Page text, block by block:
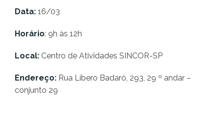
Data: 16/03
Horário: 9h às 12h
Local: Centro de Atividades SINCOR-SP
Endereço: Rua Líbero Badaró, 293, 29 º andar –
conjunto 29